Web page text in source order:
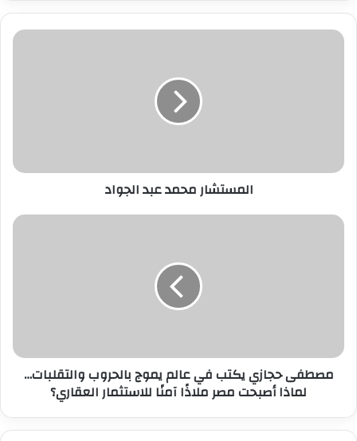
د
ر
ي
المستشار محمد عبد الجواد
مصطفى حجازي يكتب في عالم يموج بالحروب والتقلبات…
لماذا أصبحت مصر ملاذًا آمنًا للاستثمار العقاري؟